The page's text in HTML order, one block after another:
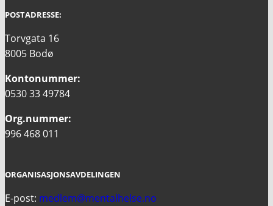
POSTADRESSE:
Torvgata 16
8005 Bodø
Kontonummer:
0530 33 49784
Org.nummer:
996 468 011
ORGANISASJONSAVDELINGEN
E-post: medlem@mentalhelse.no